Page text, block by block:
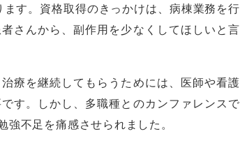
す。資格取得のきっかけは、病棟業務を行
さんから、副作用を少なくしてほしいと言
療を継続してもらうためには、医師や看護
す。しかし、多職種とのカンファレンスで
強不足を痛感させられました。